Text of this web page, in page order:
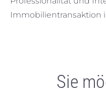
Immobilientransaktion
Sie